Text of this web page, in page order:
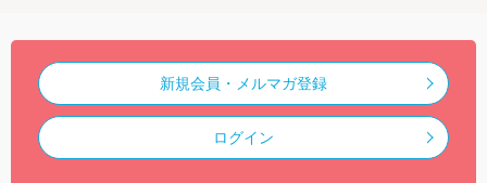
新規会員・メルマガ登録
ログイン